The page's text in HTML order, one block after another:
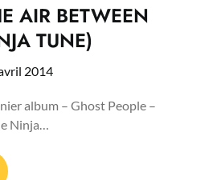
AIR BETWEEN
TUNE)
2014
album – Ghost People –
Ninja…